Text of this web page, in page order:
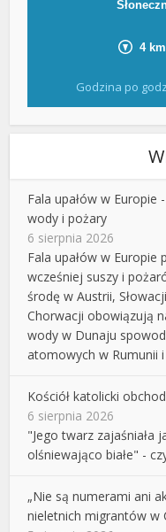
Godzina po
Fala upałów w
wody i pożary
6 sierpnia 2026
Fala upałów w Europie
wcześniej suszy i
środę w Austrii,
Chorwacji obowiązują
wody w Dunaju
atomowych w Rumunii
Kościół katolicki
6 sierpnia 2026
"Jego twarz zajaśniała
olśniewająco białe" -
„Nie są numerami ani
nieletnich migrantów w